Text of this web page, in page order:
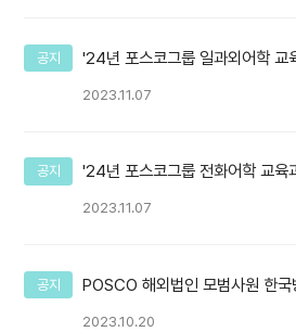
공지 '24년 포스코그룹 일과외어학 교
2023.11.07
공지 '24년 포스코그룹 전화어학 교육
2023.11.07
공지
POSCO 해외법인 모범사원 한국
2023.10.20